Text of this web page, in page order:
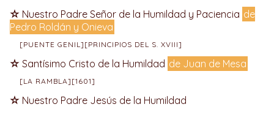
Nuestro Padre Señor de la Humildad y Paciencia de
Pedro Roldán y Onieva
[PUENTE GENIL][PRINCIPIOS DEL S. XVIII]
Santísimo Cristo de la Humildad de Juan de Mesa
[LA RAMBLA][1601]
Nuestro Padre Jesús de la Humildad